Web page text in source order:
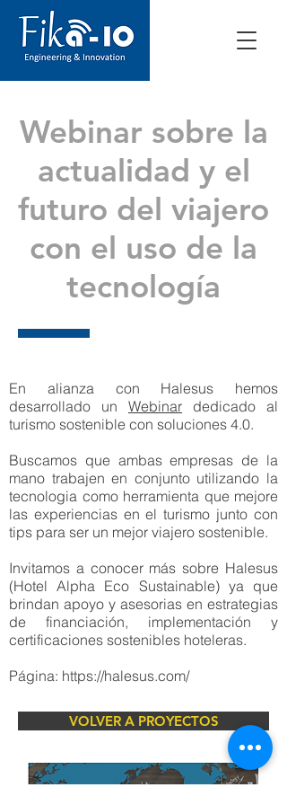
Webinar sobre la
actualidad y el
futuro del viajero
con el uso de la
tecnología
En alianza con Halesus hemos
desarrollado un Webinar
dedicado al
turismo sostenible con soluciones 4.0.
Buscamos que ambas empresas de la
mano trabajen en conjunto utilizando la
tecnologia como herramienta que mejore
las experiencias en el turismo junto con
tips para ser un mejor viajero sostenible.
Invitamos a conocer más sobre Halesus
(Hotel Alpha Eco Sustainable) ya que
brindan apoyo y asesorias en estrategias
de financiación, implementación y
certificaciones sostenibles hoteleras.
Página: https://halesus.com/
VOLVER A PROYECTOS